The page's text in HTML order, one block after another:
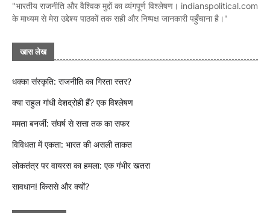
"भारतीय राजनीति और वैश्विक मुद्दों का व्यंगपूर्ण विश्लेषण। indianspolitical.com
के माध्यम से मेरा उद्देश्य पाठकों तक सही और निष्पक्ष जानकारी पहुँचाना है।"
खास लेख
धक्का संस्कृति: राजनीति का गिरता स्तर?
क्या राहुल गांधी देशद्रोही हैं? एक विश्लेषण
ममता बनर्जी: संघर्ष से सत्ता तक का सफर
विविधता में एकता: भारत की असली ताकत
लोकतंत्र पर वायरस का हमला: एक गंभीर खतरा
सावधान! किससे और क्यों?